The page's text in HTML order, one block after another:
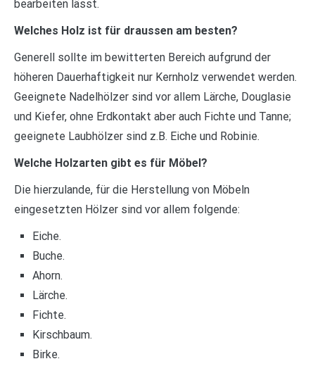
bearbeiten lässt.
Welches Holz ist für draussen am besten?
Generell sollte im bewitterten Bereich aufgrund der
höheren Dauerhaftigkeit nur Kernholz verwendet werden.
Geeignete Nadelhölzer sind vor allem Lärche, Douglasie
und Kiefer, ohne Erdkontakt aber auch Fichte und Tanne;
geeignete Laubhölzer sind z.B. Eiche und Robinie.
Welche Holzarten gibt es für Möbel?
Die hierzulande, für die Herstellung von Möbeln
eingesetzten Hölzer sind vor allem folgende:
Eiche.
Buche.
Ahorn.
Lärche.
Fichte.
Kirschbaum.
Birke.